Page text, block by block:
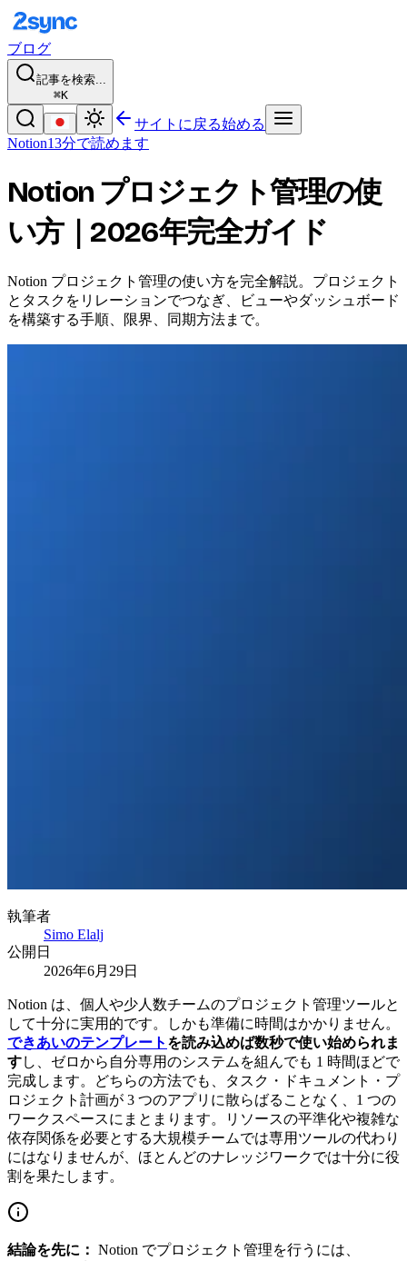
ブログ
記事を検索...
⌘K
サイトに戻る始める
Notion13分で読めます
Notion プロジェクト管理の使
い方｜2026年完全ガイド
Notion プロジェクト管理の使い方を完全解説。プロジェクト
とタスクをリレーションでつなぎ、ビューやダッシュボード
を構築する手順、限界、同期方法まで。
執筆者
Simo Elalj
公開日
2026年6月29日
Notion は、個人や少人数チームのプロジェクト管理ツールと
して十分に実用的です。しかも準備に時間はかかりません。
できあいのテンプレート を読み込めば数秒で使い始められま
すし、ゼロから自分専用のシステムを組んでも 1 時間ほどで
完成します。どちらの方法でも、タスク・ドキュメント・プ
ロジェクト計画が 3 つのアプリに散らばることなく、1 つの
ワークスペースにまとまります。リソースの平準化や複雑な
依存関係を必要とする大規模チームでは専用ツールの代わり
にはなりませんが、ほとんどのナレッジワークでは十分に役
割を果たします。
結論を先に： Notion でプロジェクト管理を行うには、